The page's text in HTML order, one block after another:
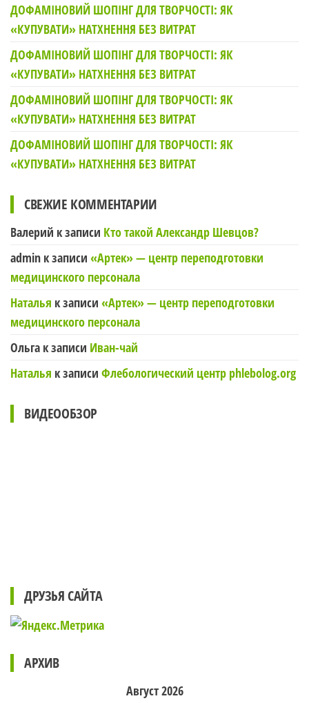
ДОФАМІНОВИЙ ШОПІНГ ДЛЯ ТВОРЧОСТІ: ЯК
«КУПУВАТИ» НАТХНЕННЯ БЕЗ ВИТРАТ
ДОФАМІНОВИЙ ШОПІНГ ДЛЯ ТВОРЧОСТІ: ЯК
«КУПУВАТИ» НАТХНЕННЯ БЕЗ ВИТРАТ
ДОФАМІНОВИЙ ШОПІНГ ДЛЯ ТВОРЧОСТІ: ЯК
«КУПУВАТИ» НАТХНЕННЯ БЕЗ ВИТРАТ
ДОФАМІНОВИЙ ШОПІНГ ДЛЯ ТВОРЧОСТІ: ЯК
«КУПУВАТИ» НАТХНЕННЯ БЕЗ ВИТРАТ
СВЕЖИЕ КОММЕНТАРИИ
Валерий к записи Кто такой Александр Шевцов?
admin к записи «Артек» — центр переподготовки
медицинского персонала
Наталья к записи «Артек» — центр переподготовки
медицинского персонала
Ольга к записи Иван-чай
Наталья к записи Флебологический центр phlebolog.org
ВИДЕООБЗОР
ДРУЗЬЯ САЙТА
АРХИВ
Август 2026